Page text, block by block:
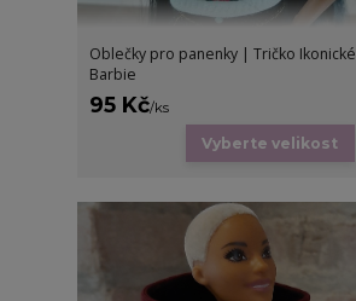
Oblečky pro panenky | Tričko
Barbie
95 Kč/ks
Vyberte velikost